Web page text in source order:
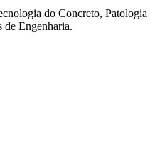
do Concreto, Patologia
de Engenharia.